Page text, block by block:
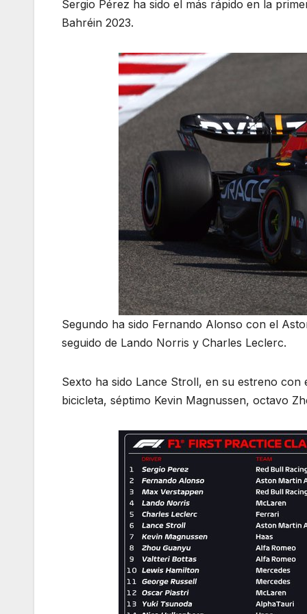
Sergio Pérez ha sido el más rápido en la
Bahréin 2023.
Segundo ha sido Fernando Alonso con el
seguido de Lando Norris y Charles Leclerc.
Sexto ha sido Lance Stroll, en su estreno
bicicleta, séptimo Kevin Magnussen, octavo